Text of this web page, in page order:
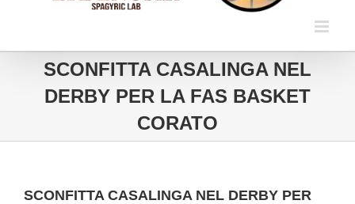
SCONFITTA CASALINGA NEL
DERBY PER LA FAS BASKET
CORATO
SCONFITTA CASALINGA NEL DERBY PER